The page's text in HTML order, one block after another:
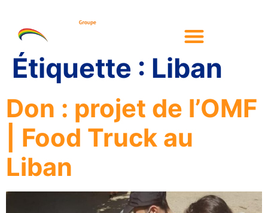
Étiquette : Liban
Don : projet de l’OMF
| Food Truck au
Liban